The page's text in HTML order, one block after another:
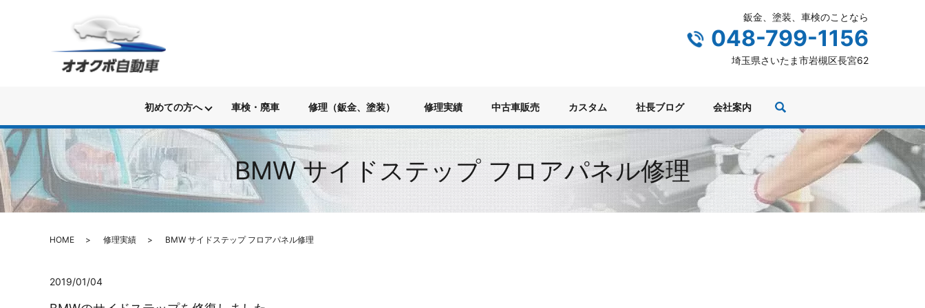
鈑金、塗装、車検のことなら
048-799-1156
埼玉県さいたま市岩槻区長宮62
初めての方へ 車検・廃車 修理（鈑金、塗装） 修理実績 中古車販売 カスタム 社長ブログ 会社案内
BMW サイドステップ フロアパネル修理
HOME 修理実績 BMW サイドステップ フロアパネル修理
2019/01/04